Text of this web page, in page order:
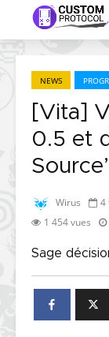
NEWS
[Vita]
0.5 et
Wirus 4
1 454 vues
Sage